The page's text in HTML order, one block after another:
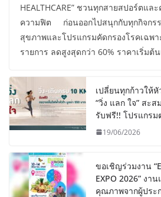
HEALTHCARE” ชวนทุกสายสปอร์ตแ
ความฟิต ก่อนออกไปสนุกกับทุกกิจกรร
สุขภาพและโปรแกรมคัดกรองโรคเ
รายการ ลดสูงสุดกว่า 60% ราคาเริ่มต้
เปลี่ยนทุกก้าวให้
“วิ่ง แลก ใจ” สะ
รับฟรี!! โปรแกร
19/06/2026
ขอเชิญร่วมงาน
EXPO 2026” ง
คุณภาพจากผู้ประ